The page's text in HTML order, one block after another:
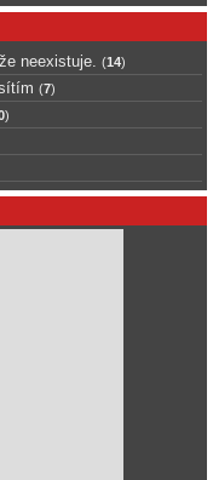
neexistuje. (14)
(7)
)